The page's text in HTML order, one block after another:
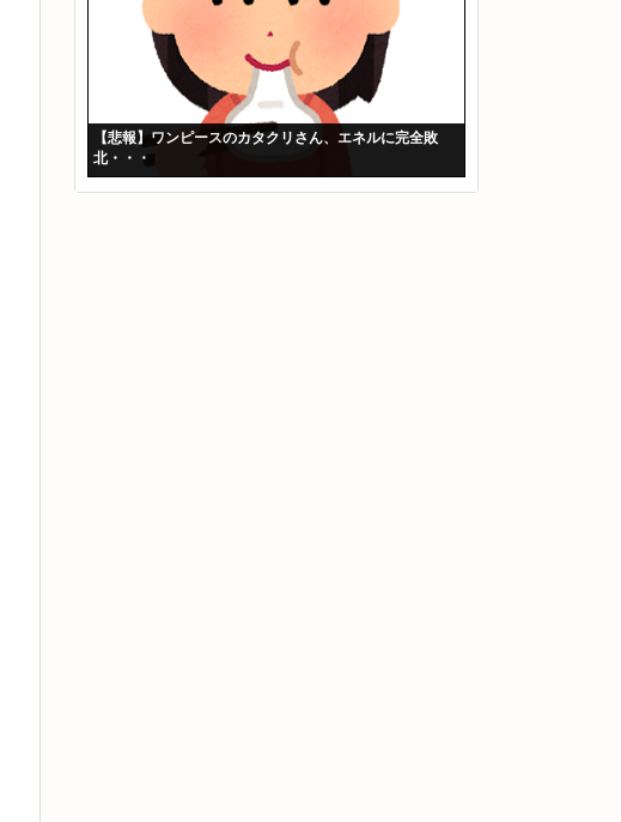
【悲報】ワンピースのカタクリさん、エネルに完全敗
北・・・